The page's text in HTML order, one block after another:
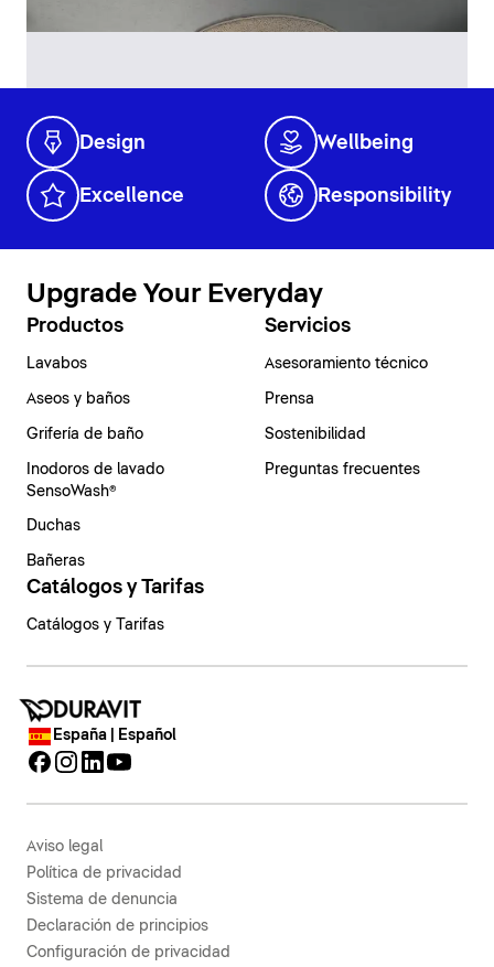
Design Wellbeing
Excellence Responsibility
Upgrade Your Everyday
Productos
Lavabos
Aseos y baños
Grifería de baño
Inodoros de lavado
SensoWash®
Duchas
Bañeras
Servicios
Asesoramiento técnico
Prensa
Sostenibilidad
Preguntas frecuentes
Catálogos y Tarifas
Catálogos y Tarifas
España | Español
Aviso legal
Política de privacidad
Sistema de denuncia
Declaración de principios
Configuración de privacidad